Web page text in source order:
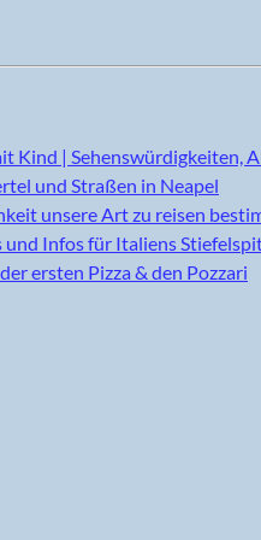
Kind | Sehenswürdigkeiten,
und Straßen in Neapel
unsere Art zu reisen
und Infos für Italiens
ersten Pizza & den Pozzari